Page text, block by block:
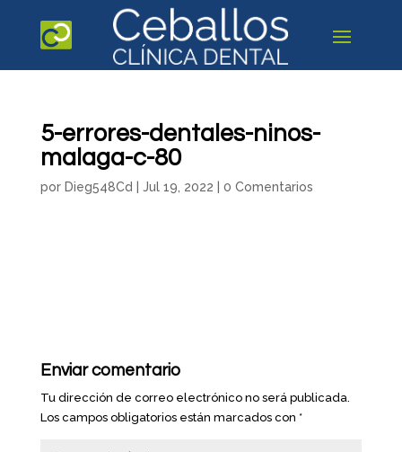
5-errores-dentales-ninos-
malaga-c-80
por Dieg548Cd Jul 19, 2022 0 Comentarios
Enviar comentario
Tu dirección de correo electrónico no será publicada.
Los campos obligatorios están marcados con *